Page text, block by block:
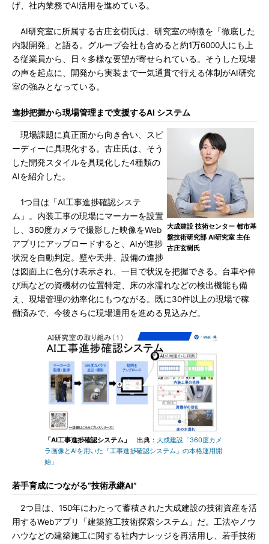
げ、社内業務でAI活用を進めている。
AI研究室に所属する古庄玄樹氏は、研究室の特徴を「徹底した
内製開発」と語る。グループ会社も含めると約1万6000人にも上
る従業員から、日々多様な要望が寄せられている。そうした現場
の声を起点に、開発から実装まで一気通貫で行える体制がAI研究
室の強みとなっている。
進捗把握から現場管理まで支援するAI システム
大成建設 技術センター 都市基
盤技術研究部 AI研究室 主任
古庄玄樹氏
現場課題に真正面から向き合い、スピ
ーディーに具現化する。古庄氏は、そう
した開発スタイルを具現化した4種類の
AIを紹介した。
1つ目は「AI工事進捗確認システ
ム」。内装工事の現場にマーカーを設置
し、360度カメラで撮影した映像をWeb
アプリにアップロードすると、AIが進捗
状況を自動判定。壁や天井、設備の進捗
は図面上に色分け表示され、一目で状況を把握できる。台車や伸
び馬などの資機材の位置特定、床の水濡れなどの検出機能も備
え、現場管理の効率化にもつながる。既に30件以上の現場で稼
働済みで、今後さらに現場適用を進める見込みだ。
「AI工事進捗確認システム」 出典： 大成建設「360度カメ
ラ画像とAIを用いた『工事進捗確認システム』の本格運用開
始」
若手育成につながる“技術承継AI”
2つ目は、150年にわたって蓄積された大成建設の技術資産を活
用するWebアプリ「建築施工技術探索システム」だ。工法やノウ
ハウなどの建築施工に関する社内ナレッジを再活用し、若手技術